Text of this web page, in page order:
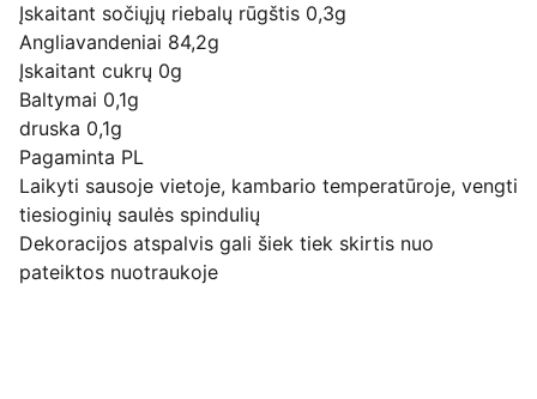
Įskaitant sočiųjų riebalų rūgštis 0,3g
Angliavandeniai 84,2g
Įskaitant cukrų 0g
Baltymai 0,1g
druska 0,1g
Pagaminta PL
Laikyti sausoje vietoje, kambario temperatūroje, vengti
tiesioginių saulės spindulių
Dekoracijos atspalvis gali šiek tiek skirtis nuo
pateiktos nuotraukoje